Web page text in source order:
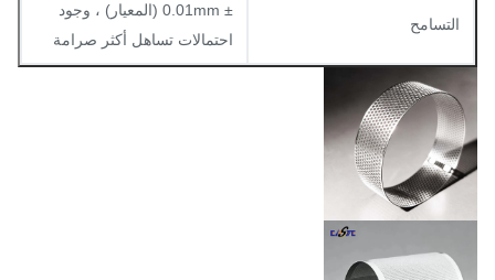
التسامح
± 0.01mm (المعيار) ، وجود
احتمالات تساهل أكثر صرامة